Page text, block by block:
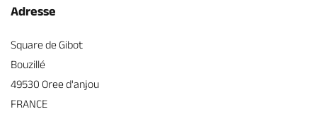
Adresse
Square de Gibot
Bouzillé
49530 Oree d'anjou
FRANCE